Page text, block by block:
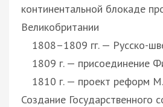
континентальной блокаде
Великобритании
1808–1809 гг. — Русско-
1809 г. — присоединение
1810 г. — проект реформ М.
Создание Государственного